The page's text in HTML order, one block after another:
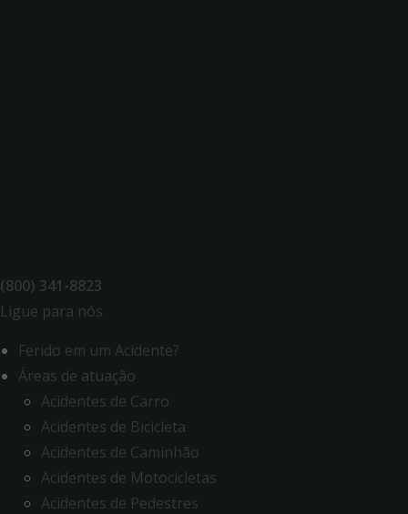
(800) 341-8823
Ligue para nós
Ferido em um Acidente?
Áreas de atuação
Acidentes de Carro
Acidentes de Bicicleta
Acidentes de Caminhão
Acidentes de Motocicletas
Acidentes de Pedestres